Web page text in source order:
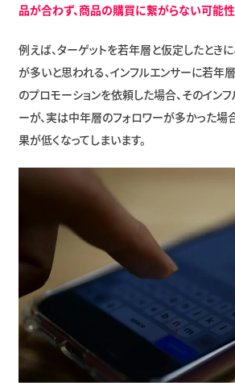
品が合わず、商品の購買に繋がらない可能性
例えば、ターゲットを若年層と仮定したとき
が多いと思われる、インフルエンサーに若年
のプロモーションを依頼した場合、そのイン
ーが、実は中年層のフォロワーが多かった場
果が低くなってしまいます。